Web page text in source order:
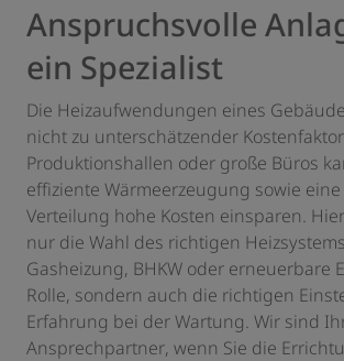
Anspruchsvolle
ein Spezialist
Die Heizaufwendungen eines
nicht zu unterschätzender
Produktionshallen oder große Büros
effiziente Wärmeerzeugung sowie
Verteilung hohe Kosten einsparen.
nur die Wahl des richtigen
Gasheizung, BHKW oder erneuerbare
Rolle, sondern auch die richtigen
Erfahrung bei der Wartung. Wir sind
Ansprechpartner, wenn Sie die